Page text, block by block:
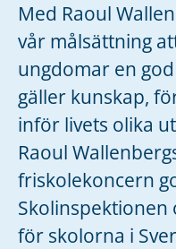
Med Raoul
vår målsättning
ungdomar en
gäller kunskap,
inför livets olika
Raoul
friskolekoncern
Skolinspektionen
för skolorna i